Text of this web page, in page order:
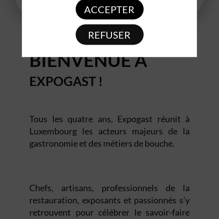
Minutes Secondes
EXPOGAST !
BIENVENUE À
Tous les quatre ans, Expogast réunit à
Luxembourg les acteurs majeurs de la
gastronomie et des métiers de bouche.
Chefs, artisans, professionnels de la
restauration, exposants et passionnés s’y
retrouvent pour célébrer le savoir-faire
ACCEPTER
REFUSER